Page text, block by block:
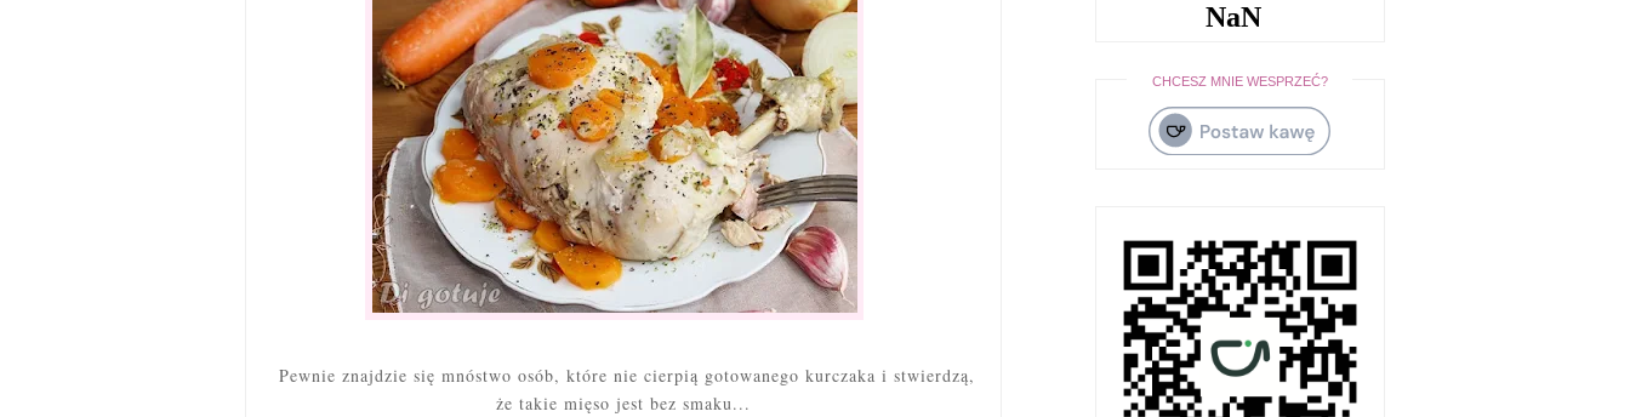
Pewnie znajdzie się mnóstwo osób, które nie cierpią gotowanego kurczaka i stwierdzą,
że takie mięso jest bez smaku...
NaN
CHCESZ MNIE WESPRZEĆ?